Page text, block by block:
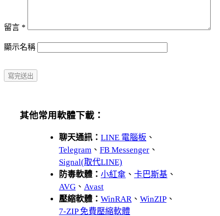
留言 *
顯示名稱
其他常用軟體下載：
聊天通訊： LINE 電腦板 、
Telegram 、 FB Messenger 、
Signal(取代LINE)
防毒軟體： 小紅傘 、 卡巴斯基 、
AVG 、 Avast
壓縮軟體： WinRAR、 WinZIP 、
7-ZIP 免費壓縮軟體